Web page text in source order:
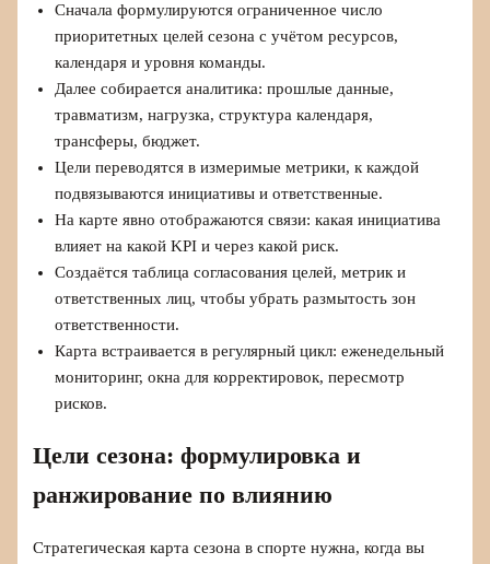
Сначала формулируются ограниченное число
приоритетных целей сезона с учётом ресурсов,
календаря и уровня команды.
Далее собирается аналитика: прошлые данные,
травматизм, нагрузка, структура календаря,
трансферы, бюджет.
Цели переводятся в измеримые метрики, к каждой
подвязываются инициативы и ответственные.
На карте явно отображаются связи: какая инициатива
влияет на какой KPI и через какой риск.
Создаётся таблица согласования целей, метрик и
ответственных лиц, чтобы убрать размытость зон
ответственности.
Карта встраивается в регулярный цикл: еженедельный
мониторинг, окна для корректировок, пересмотр
рисков.
Цели сезона: формулировка и
ранжирование по влиянию
Стратегическая карта сезона в спорте нужна, когда вы